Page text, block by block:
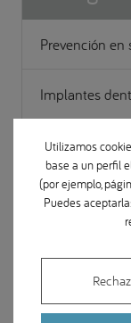
Prevención en
Implantes
Ortodoncia
Apariciones
Utilizamos
base a un perfil
(por ejemplo,
Puedes